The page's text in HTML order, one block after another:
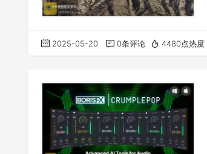
2025-05-20 0条评论 4480点热度